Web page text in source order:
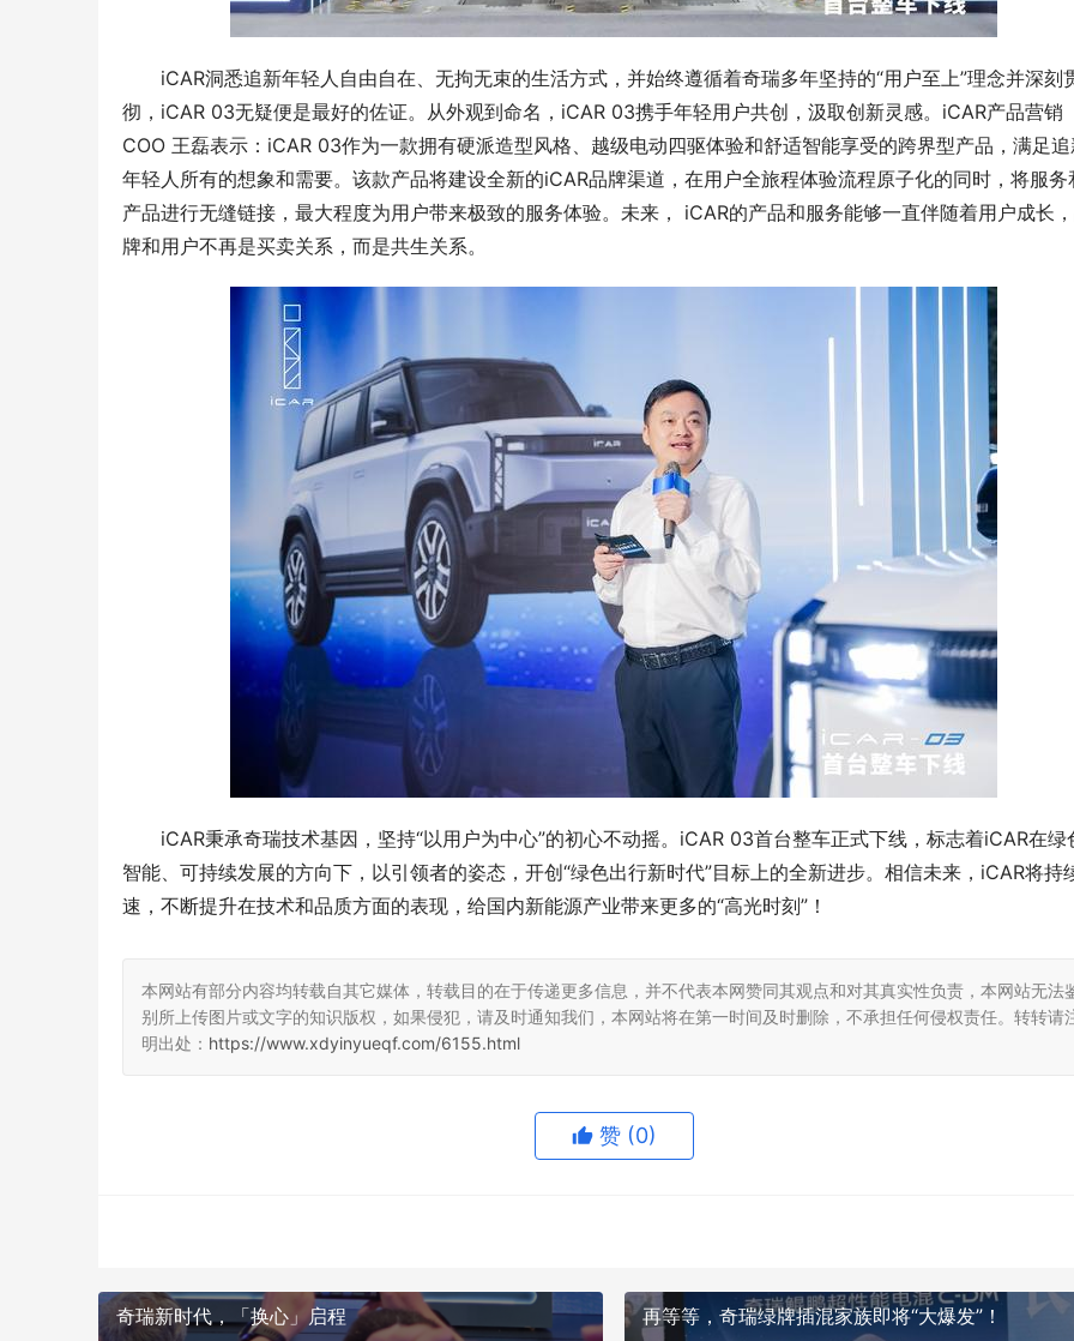
iCAR洞悉追新年轻人自由自在、无拘无束的生活方式，并始终遵循着奇瑞多年坚持的“用户至上”理念并深刻
彻，iCAR 03无疑便是最好的佐证。从外观到命名，iCAR 03携手年轻用户共创，汲取创新灵感。iCAR产品营销
COO 王磊表示：iCAR 03作为一款拥有硬派造型风格、越级电动四驱体验和舒适智能享受的跨界型产品，满足
年轻人所有的想象和需要。该款产品将建设全新的iCAR品牌渠道，在用户全旅程体验流程原子化的同时，将服务
产品进行无缝链接，最大程度为用户带来极致的服务体验。未来， iCAR的产品和服务能够一直伴随着用户成长
牌和用户不再是买卖关系，而是共生关系。
iCAR秉承奇瑞技术基因，坚持“以用户为中心”的初心不动摇。iCAR 03首台整车正式下线，标志着iCAR在绿
智能、可持续发展的方向下，以引领者的姿态，开创“绿色出行新时代”目标上的全新进步。相信未来，iCAR将持
速，不断提升在技术和品质方面的表现，给国内新能源产业带来更多的“高光时刻”！
本网站有部分内容均转载自其它媒体，转载目的在于传递更多信息，并不代表本网赞同其观点和对其真实性负责，本网站无法
别所上传图片或文字的知识版权，如果侵犯，请及时通知我们，本网站将在第一时间及时删除，不承担任何侵权责任。转转请
明出处： https://www.xdyinyueqf.com/6155.html
赞 (0)
奇瑞新时代，「换心」启程 再等等，奇瑞绿牌插混家族即将“大爆发”！